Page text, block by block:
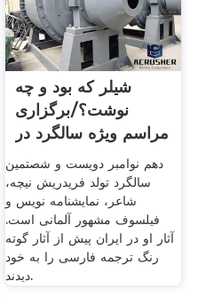
شیلر که بود و چه
نوشت؟/برگزاری
مراسم ویژه سالگرد در
دهم نوامبر دویست و شصتمین
سالگرد تولد فریدریش نیچه،
شاعر، نمایشنامه نویس و
فیلسوف مشهور آلمانی است.
آثار او در ایران پیش از آثار گوته
رنگ ترجمه فارسی را به خود
دیدند.